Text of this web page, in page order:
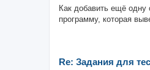
Как добавить ещё одну
программу, которая
Re: Задания для